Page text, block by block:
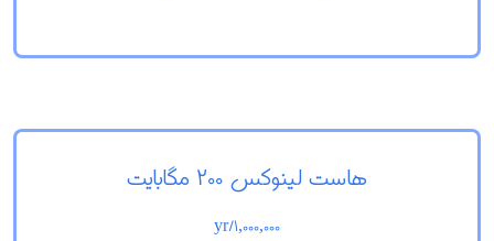
هاست لینوکس 200 مگابایت
1,000,000
/yr